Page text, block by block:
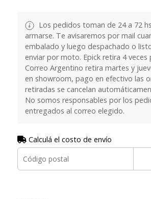
Los pedidos toman de 24 a 72
armarse. Te avisaremos por mail
embalado y luego despachado o
enviar por moto. Epick retira 4 veces
Correo Argentino retira martes y
en showroom, pago en efectivo las
retiradas se cancelan
No somos responsables por los
entregados al correo elegido.
Calculá el costo de envío